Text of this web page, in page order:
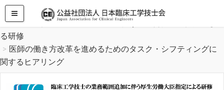
HOME
臨床工学技士の業務範囲追加に伴う厚生労働大臣指定によ
る研修
医師の働き方改革を進めるためのタスク・シフティングに
関するヒアリング